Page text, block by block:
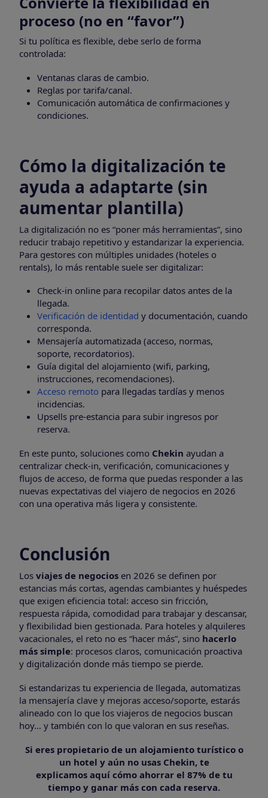
proceso (no en “favor”)
Si tu política es flexible, debe serlo de forma
controlada:
Ventanas claras de cambio.
Reglas por tarifa/canal.
Comunicación automática de confirmaciones y
condiciones.
Cómo la digitalización te
ayuda a adaptarte (sin
aumentar plantilla)
La digitalización no es “poner más herramientas”, sino
reducir trabajo repetitivo y estandarizar la experiencia.
Para gestores con múltiples unidades (hoteles o
rentals), lo más rentable suele ser digitalizar:
Check-in online para recopilar datos antes de la
llegada.
Verificación de identidad y documentación, cuando
corresponda.
Mensajería automatizada (acceso, normas,
soporte, recordatorios).
Guía digital del alojamiento (wifi, parking,
instrucciones, recomendaciones).
Acceso remoto para llegadas tardías y menos
incidencias.
Upsells pre-estancia para subir ingresos por
reserva.
En este punto, soluciones como Chekin ayudan a
centralizar check-in, verificación, comunicaciones y
flujos de acceso, de forma que puedas responder a las
nuevas expectativas del viajero de negocios en 2026
con una operativa más ligera y consistente.
Conclusión
Los viajes de negocios en 2026 se definen por
estancias más cortas, agendas cambiantes y huéspedes
que exigen eficiencia total: acceso sin fricción,
respuesta rápida, comodidad para trabajar y descansar,
y flexibilidad bien gestionada. Para hoteles y alquileres
vacacionales, el reto no es “hacer más”, sino hacerlo
más simple: procesos claros, comunicación proactiva
y digitalización donde más tiempo se pierde.
Si estandarizas tu experiencia de llegada, automatizas
la mensajería clave y mejoras acceso/soporte, estarás
alineado con lo que los viajeros de negocios buscan
hoy… y también con lo que valoran en sus reseñas.
Si eres propietario de un alojamiento turístico o
un hotel y aún no usas Chekin, te
explicamos aquí cómo ahorrar el 87% de tu
tiempo y ganar más con cada reserva.